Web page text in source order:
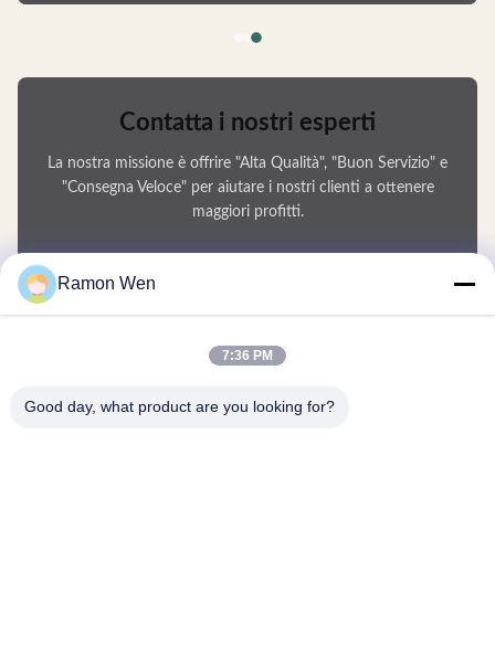
Contatta i nostri esperti
La nostra missione è offrire "Alta Qualità", "Buon Servizio" e
"Consegna Veloce" per aiutare i nostri clienti a ottenere
maggiori profitti.
Il Tuo Nome
Ramon Wen
7:36 PM
Good day, what product are you looking for?